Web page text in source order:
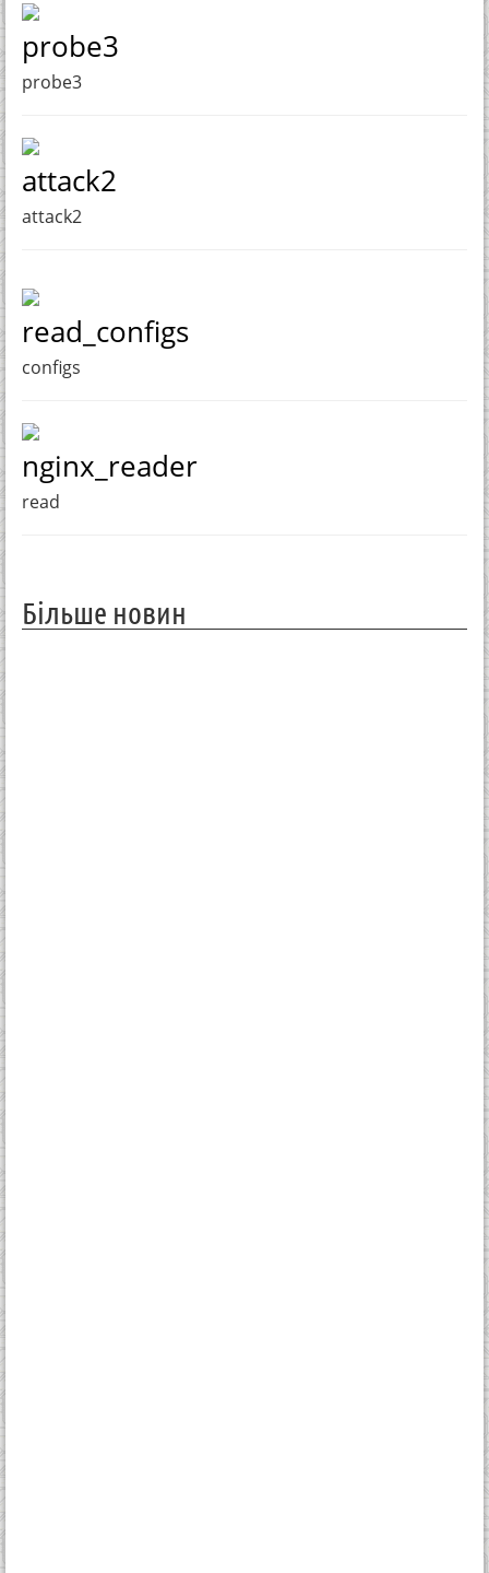
probe3
probe3
attack2
attack2
read_configs
configs
nginx_reader
read
Більше новин